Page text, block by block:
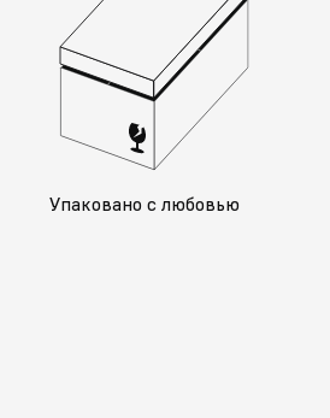
Упаковано с любовью